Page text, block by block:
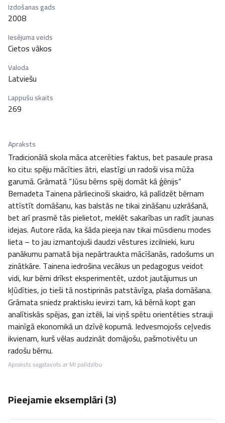
Izdošanas gads
2008
Iesējuma veids
Cietos vākos
Valoda
Latviešu
Lappušu skaits
269
Apraksts
Tradicionālā skola māca atcerēties faktus, bet pasaule prasa
ko citu: spēju mācīties ātri, elastīgi un radoši visa mūža
garumā. Grāmatā “Jūsu bērns spēj domāt kā ģēnijs”
Bernadeta Tainena pārliecinoši skaidro, kā palīdzēt bērnam
attīstīt domāšanu, kas balstās ne tikai zināšanu uzkrāšanā,
bet arī prasmē tās pielietot, meklēt sakarības un radīt jaunas
idejas. Autore rāda, ka šāda pieeja nav tikai mūsdienu modes
lieta – to jau izmantojuši daudzi vēstures izcilnieki, kuru
panākumu pamatā bija nepārtraukta mācīšanās, radošums un
zinātkāre. Tainena iedrošina vecākus un pedagogus veidot
vidi, kur bērni drīkst eksperimentēt, uzdot jautājumus un
kļūdīties, jo tieši tā nostiprinās patstāvīga, plaša domāšana.
Grāmata sniedz praktisku ievirzi tam, kā bērnā kopt gan
analītiskās spējas, gan iztēli, lai viņš spētu orientēties strauji
mainīgā ekonomikā un dzīvē kopumā. Iedvesmojošs ceļvedis
ikvienam, kurš vēlas audzināt domājošu, pašmotivētu un
radošu bērnu.
Apraksts sagatavots ar MI palīdzību
Pieejamie eksemplāri (3)